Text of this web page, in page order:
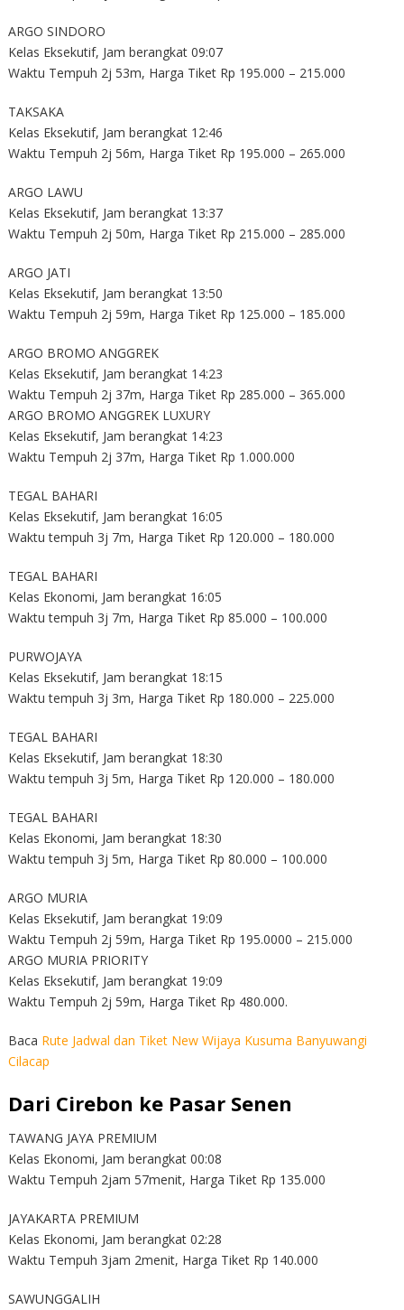
ARGO SINDORO
Kelas Eksekutif, Jam berangkat 09:07
Waktu Tempuh 2j 53m, Harga Tiket Rp 195.000 – 215.000
TAKSAKA
Kelas Eksekutif, Jam berangkat 12:46
Waktu Tempuh 2j 56m, Harga Tiket Rp 195.000 – 265.000
ARGO LAWU
Kelas Eksekutif, Jam berangkat 13:37
Waktu Tempuh 2j 50m, Harga Tiket Rp 215.000 – 285.000
ARGO JATI
Kelas Eksekutif, Jam berangkat 13:50
Waktu Tempuh 2j 59m, Harga Tiket Rp 125.000 – 185.000
ARGO BROMO ANGGREK
Kelas Eksekutif, Jam berangkat 14:23
Waktu Tempuh 2j 37m, Harga Tiket Rp 285.000 – 365.000
ARGO BROMO ANGGREK LUXURY
Kelas Eksekutif, Jam berangkat 14:23
Waktu Tempuh 2j 37m, Harga Tiket Rp 1.000.000
TEGAL BAHARI
Kelas Eksekutif, Jam berangkat 16:05
Waktu tempuh 3j 7m, Harga Tiket Rp 120.000 – 180.000
TEGAL BAHARI
Kelas Ekonomi, Jam berangkat 16:05
Waktu tempuh 3j 7m, Harga Tiket Rp 85.000 – 100.000
PURWOJAYA
Kelas Eksekutif, Jam berangkat 18:15
Waktu tempuh 3j 3m, Harga Tiket Rp 180.000 – 225.000
TEGAL BAHARI
Kelas Eksekutif, Jam berangkat 18:30
Waktu tempuh 3j 5m, Harga Tiket Rp 120.000 – 180.000
TEGAL BAHARI
Kelas Ekonomi, Jam berangkat 18:30
Waktu tempuh 3j 5m, Harga Tiket Rp 80.000 – 100.000
ARGO MURIA
Kelas Eksekutif, Jam berangkat 19:09
Waktu Tempuh 2j 59m, Harga Tiket Rp 195.0000 – 215.000
ARGO MURIA PRIORITY
Kelas Eksekutif, Jam berangkat 19:09
Waktu Tempuh 2j 59m, Harga Tiket Rp 480.000.
Baca Rute Jadwal dan Tiket New Wijaya Kusuma Banyuwangi
Cilacap
Dari Cirebon ke Pasar Senen
TAWANG JAYA PREMIUM
Kelas Ekonomi, Jam berangkat 00:08
Waktu Tempuh 2jam 57menit, Harga Tiket Rp 135.000
JAYAKARTA PREMIUM
Kelas Ekonomi, Jam berangkat 02:28
Waktu Tempuh 3jam 2menit, Harga Tiket Rp 140.000
SAWUNGGALIH